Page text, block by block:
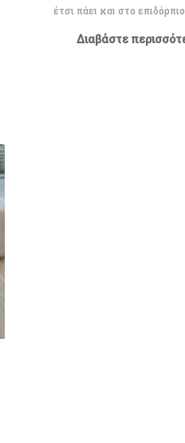
έτσι πάει και στο
Διαβάστε